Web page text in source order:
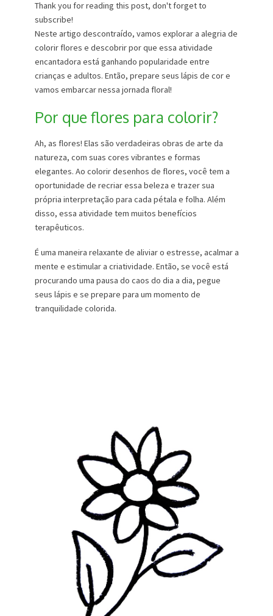
Thank you for reading this post, don't forget to
subscribe!
Neste artigo descontraído, vamos explorar a alegria de
colorir flores e descobrir por que essa atividade
encantadora está ganhando popularidade entre
crianças e adultos. Então, prepare seus lápis de cor e
vamos embarcar nessa jornada floral!
Por que flores para colorir?
Ah, as flores! Elas são verdadeiras obras de arte da
natureza, com suas cores vibrantes e formas
elegantes. Ao colorir desenhos de flores, você tem a
oportunidade de recriar essa beleza e trazer sua
própria interpretação para cada pétala e folha. Além
disso, essa atividade tem muitos benefícios
terapêuticos.
É uma maneira relaxante de aliviar o estresse, acalmar a
mente e estimular a criatividade. Então, se você está
procurando uma pausa do caos do dia a dia, pegue
seus lápis e se prepare para um momento de
tranquilidade colorida.